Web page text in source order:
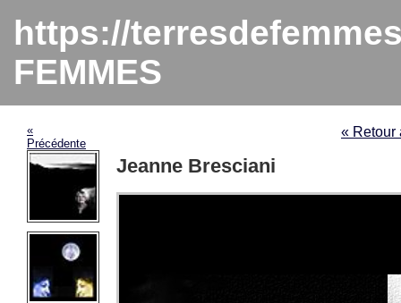
https://
FEMMES
«
Précédente
« Retour
Jeanne Bresciani